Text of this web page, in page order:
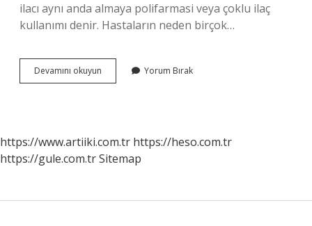
ilacı aynı anda almaya polifarmasi veya çoklu ilaç
kullanımı denir. Hastaların neden birçok…
Devamını okuyun
Ayri
Olmalı
Yorum Bırak
https://www.artiiki.com.tr https://heso.com.tr
https://gule.com.trSitemap